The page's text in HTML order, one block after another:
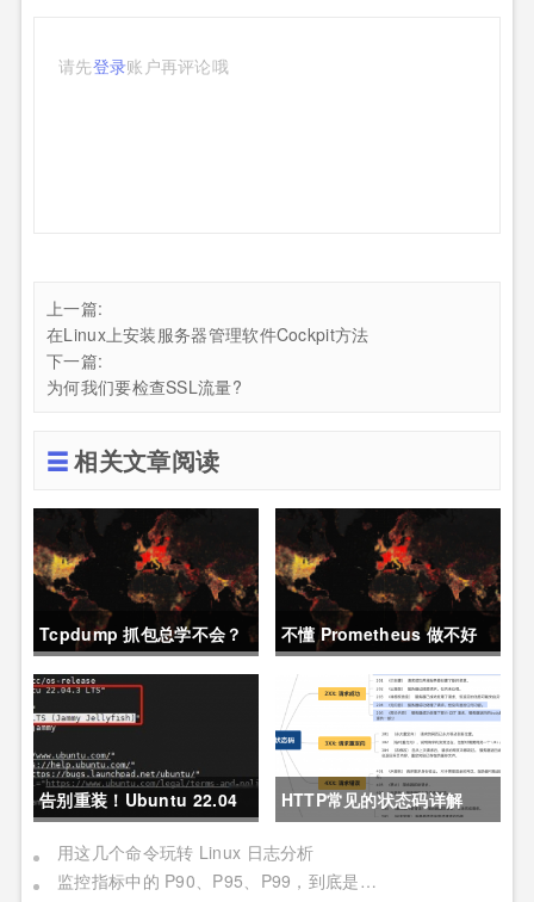
请先登录账户再评论哦
上一篇:
在Linux上安装服务器管理软件Cockpit方法
下一篇:
为何我们要检查SSL流量?
相关文章阅读
Tcpdump 抓包总学不会？
这篇保姆级教程，今天可以
拿下！
不懂 Prometheus 做不好
运维？那就来看这一篇干货
吧。
告别重装！Ubuntu 22.04
直升24.04教程，零数据丢
失的终极方案
HTTP常见的状态码详解
用这几个命令玩转 Linux 日志分析
监控指标中的 P90、P95、P99，到底是个啥？